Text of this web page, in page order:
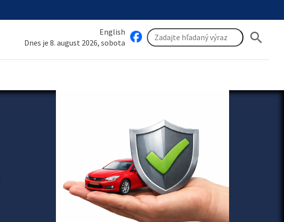
English
Dnes je 8. august 2026, sobota
search